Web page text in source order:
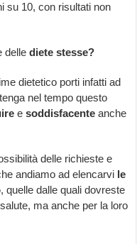
su 10, con risultati non
dellediete stesse?
dietetico porti infatti ad
nel tempo questo
esoddisfacenteanche
delle richieste e
andiamo ad elencarvi le
, quelle dalle quali dovreste
ma anche per la loro